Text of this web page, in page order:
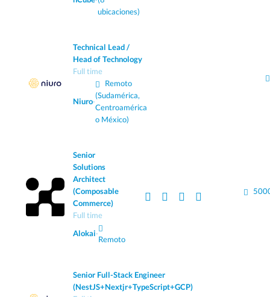
ubicaciones)
Technical Lead /
Head of Technology
Full time
Niuro·
Remoto
(Sudamérica,
Centroamérica
o México)
Senior
Solutions
Architect
(Composable
Commerce)
Full time
Alokai·
Remoto
Senior Full-Stack Engineer
(NestJS+Nextjr+TypeScript+GCP)